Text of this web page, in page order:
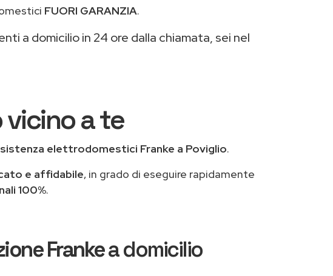
FUORI GARANZIA.
a domicilio in 24 ore dalla chiamata, sei nel
vicino a te
elettrodomestici Franke a Poviglio.
e affidabile, in grado di eseguire rapidamente
100%.
Frankea domicilio